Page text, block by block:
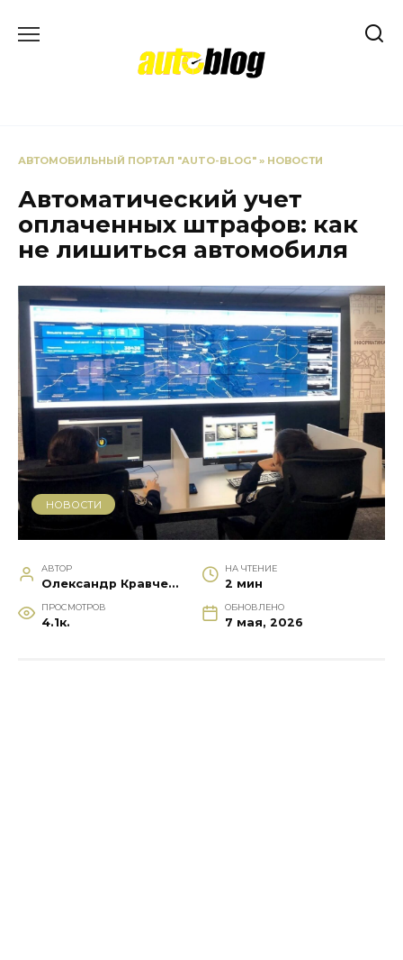
АВТОМОБИЛЬНЫЙ ПОРТАЛ "AUTO-BLOG" » НОВОСТИ
Автоматический учет
оплаченных штрафов: как
не лишиться автомобиля
НОВОСТИ
АВТОР
Олександр Кравченко
НА ЧТЕНИЕ
2 мин
ПРОСМОТРОВ
4.1к.
ОБНОВЛЕНО
7 мая, 2026